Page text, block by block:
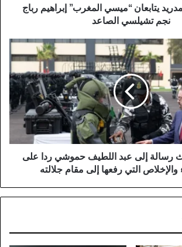
يتابعان “ميسي المغرب” إبراهيم رباج
نجم تشيلسي الصاعد
رسالة إلى عبد اللطيف حموشي ردا على
والإخلاص التي رفعها إلى مقام جلالته